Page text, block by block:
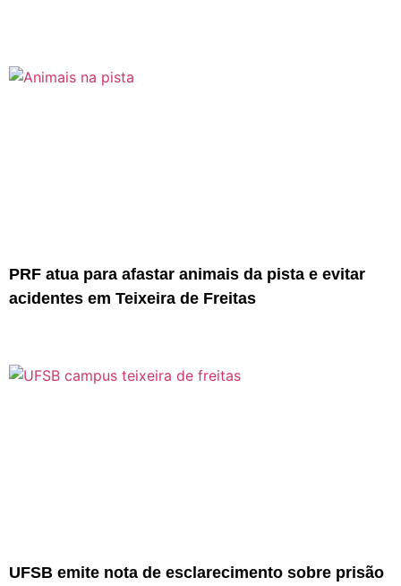
PRF atua para afastar animais da pista e evitar
acidentes em Teixeira de Freitas
UFSB emite nota de esclarecimento sobre prisão